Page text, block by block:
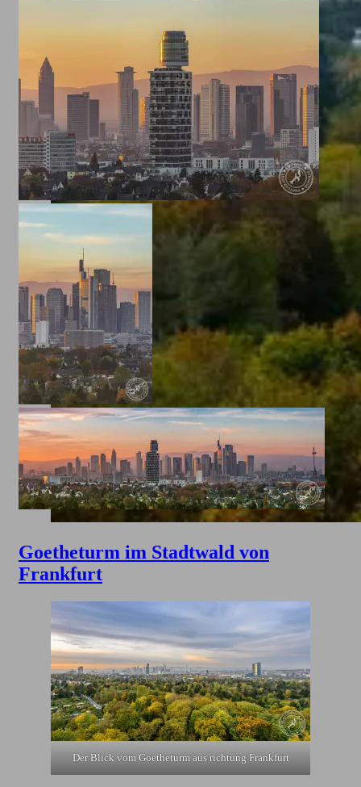
Goetheturm im Stadtwald von
Frankfurt
Der Blick vom Goetheturm aus richtung Frankfurt